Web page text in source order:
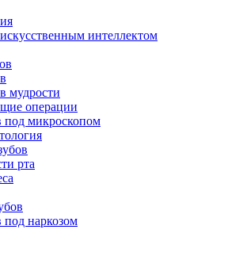
интеллектом
мудрости
операции
под микроскопом
рта
под наркозом